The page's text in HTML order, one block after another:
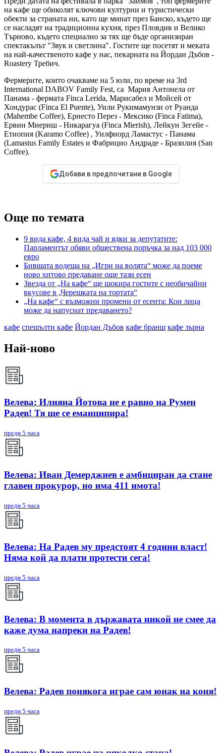
на кафе ще обиколят ключови културни и туристически
обекти за страната ни, като ще минат през Банско, където ще
се насладят на традиционна кухня, през Пловдив и Велико
Търново, където специално за тях ще бъде организиран
спектакълът "Звук и светлина". Гостите ще посетят и меката
на най-качественото кафе у нас, пекарната на Йордан Дъбов -
Roastery Требич.
Фермерите, които очакваме на 5 юли, по време на 3rd
International DABOV Family Fest, са Мария Антонела от
Панама - фермата Finca Lerida, Марисабел и Мойсей от
Хондурас (Finca El Puente), Уили Рукимамунзи от Руанда
(Mahembe Coffee), Ернесто Перез - Мексико (Finca Fatima),
Ервин Миериш - Никарагуа (Finca Mierish), Лейкун Зегейе -
Етиопия (Karamo Coffee) , Уилфиорд Ламастус - Панама
(Lamastus Family Estates и Фабрицио Андраде - Бразилия (San
Coffee).
Добави в предпочитани в Google
Още по темата
9 вида кафе, 4 вида чай и ядки за депутатите:
Парламентът обяви обществена поръчка за над 103 000
евро
Бившата водеща на „Игри на волята“ може да поеме
ново хитово предаване още тази есен
Звезда от „На кафе“ ще шокира гостите с необичайни
вкусове в „Черешката на тортата“
„На кафе“ с възможни промени от есента: Кои лица
може да напуснат предаването?
кафе спешълти кафе Йордан Дъбов кафе бранш кафе зърна
Най-ново
Велева: Илияна Йотова не е равно на Румен
Радев! Тя ще се еманципира!
преди 5 часа
Велева: Иван Демерджиев е амбициран да стане
главен прокурор, но има 411 имота!
преди 5 часа
Велева: На Радев му предстоят 4 години власт!
Няма кой да плати протести сега!
преди 5 часа
Велева: В момента в държавата никой не смее да
каже дума напреки на Радев!
преди 5 часа
Велева: Радев понякога играе сам юнак на коня!
преди 5 часа